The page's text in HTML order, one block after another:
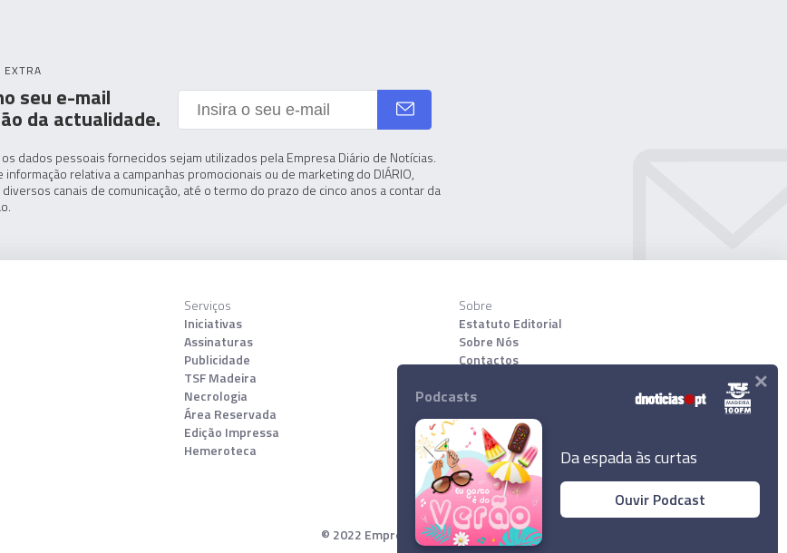
EXTRA
seu e-mail
da actualidade.
dados pessoais fornecidos sejam utilizados pela Empresa Diário de Notícias.
informação relativa a campanhas promocionais ou de marketing do DIÁRIO,
canais de comunicação, até o termo do prazo de cinco anos a contar da
Serviços
Iniciativas
Assinaturas
Publicidade
TSF Madeira
Necrologia
Área Reservada
Edição Impressa
Hemeroteca
Sobre
Estatuto Editorial
Sobre Nós
Contactos
Download App
© 2022 Empresa Diário de Notícias, Lda. Todos os direitos reservados.
Podcasts
Da espada às curtas
Ouvir Podcast
×